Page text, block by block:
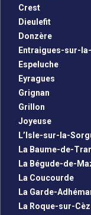
Crest
Dieulefit
Donzère
Entraigues-sur-
Espeluche
Eyragues
Grignan
Grillon
Joyeuse
L’Isle-sur-la-
La Baume-de-
La Bégude-de-
La Coucourde
La Garde-
La Roque-sur-